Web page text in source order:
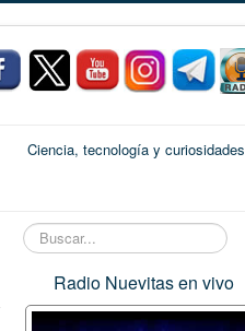
Ciencia, tecnología y curiosidades
Buscar...
Radio Nuevitas en vivo